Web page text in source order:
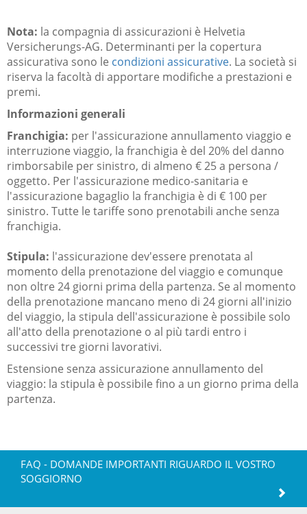
Nota: la compagnia di assicurazioni è Helvetia
Versicherungs-AG. Determinanti per la copertura
assicurativa sono le condizioni assicurative. La società si
riserva la facoltà di apportare modifiche a prestazioni e
premi.
Informazioni generali
Franchigia: per l'assicurazione annullamento viaggio e
interruzione viaggio, la franchigia è del 20% del danno
rimborsabile per sinistro, di almeno € 25 a persona /
oggetto. Per l'assicurazione medico-sanitaria e
l'assicurazione bagaglio la franchigia è di € 100 per
sinistro. Tutte le tariffe sono prenotabili anche senza
franchigia.
Stipula: l'assicurazione dev'essere prenotata al
momento della prenotazione del viaggio e comunque
non oltre 24 giorni prima della partenza. Se al momento
della prenotazione mancano meno di 24 giorni all'inizio
del viaggio, la stipula dell'assicurazione è possibile solo
all'atto della prenotazione o al più tardi entro i
successivi tre giorni lavorativi.
Estensione senza assicurazione annullamento del
viaggio: la stipula è possibile fino a un giorno prima della
partenza.
FAQ - DOMANDE IMPORTANTI RIGUARDO IL VOSTRO
SOGGIORNO